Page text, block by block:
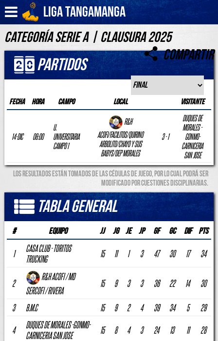
Liga Tangamanga
Categoría SERIE A | CLAUSURA 2025
Compartir
Partidos
Fecha Hora Campo Local Visitante
14-DIC 08:00
U.
UNIVERSITARIA
CAMPO 1
R&H
ACOFI/FACILITOS/QUIRINO
ARBOLITO/CHAYO Y SUS
BABYS/DEP MORALES
3 - 1
DUQUES DE
MORALES -
GONMO-
CARNICERIA
SAN JOSE
Los resultados están tomados de las cédulas de juego, por lo cual podrá ser
modificado por cuestiones disciplinarias.
Tabla General
# Equipo JJ JG JE JP GF GC DIF PTS
1
CASA CLUB - TORITOS
TRUCKING
15 11 1 3 47 30 17 34
2
R&H ACOFI / MD
SERCOFI / RIVERA
15 9 3 3 36 22 14 30
3 B.M.C 15 9 2 4 39 34 5 29
4
DUQUES DE MORALES -GONMO-
CARNICERIA SAN JOSE
15 8 4 3 24 13 11 28